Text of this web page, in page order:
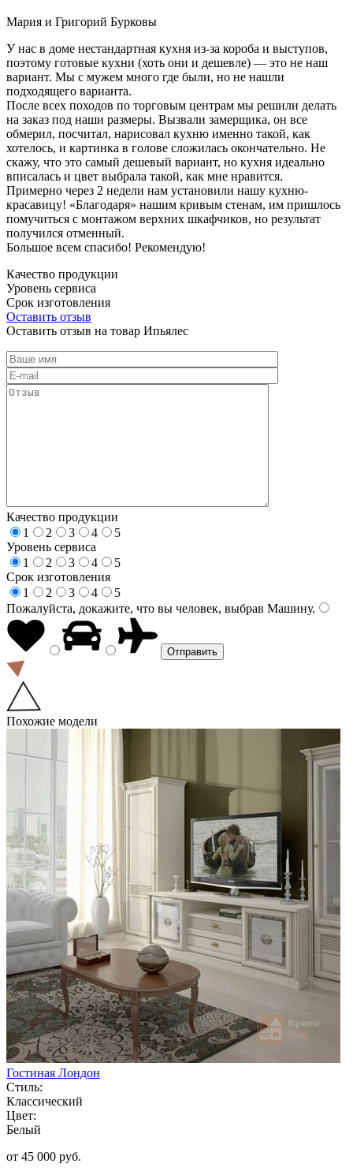
Мария и Григорий Бурковы
У нас в доме нестандартная кухня из-за короба и выступов,
поэтому готовые кухни (хоть они и дешевле) — это не наш
вариант. Мы с мужем много где были, но не нашли
подходящего варианта.
После всех походов по торговым центрам мы решили делать
на заказ под наши размеры. Вызвали замерщика, он все
обмерил, посчитал, нарисовал кухню именно такой, как
хотелось, и картинка в голове сложилась окончательно. Не
скажу, что это самый дешевый вариант, но кухня идеально
вписалась и цвет выбрала такой, как мне нравится.
Примерно через 2 недели нам установили нашу кухню-
красавицу! «Благодаря» нашим кривым стенам, им пришлось
помучиться с монтажом верхних шкафчиков, но результат
получился отменный.
Большое всем спасибо! Рекомендую!
Качество продукции
Уровень сервиса
Срок изготовления
Оставить отзыв
Оставить отзыв на товар Ипьялес
Качество продукции
1
2 3 4
5
Уровень сервиса
1
2 3 4
5
Срок изготовления
1
2 3 4
5
Пожалуйста, докажите, что вы человек, выбрав Машину.
Похожие модели
Гостиная Лондон
Стиль:
Классический
Цвет:
Белый
от 45 000 руб.